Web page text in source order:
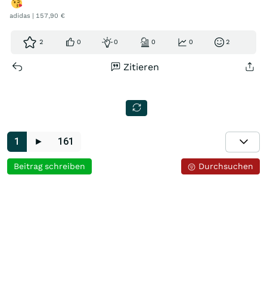
adidas | 157,90 €
2 0 0 0 0 2
Zitieren
1 ► 161
Durchsuchen
Beitrag schreiben